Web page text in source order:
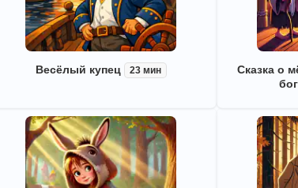
Весёлый купец 23 мин
Сказка о